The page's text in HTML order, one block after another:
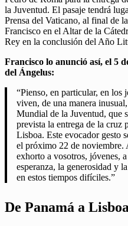
la Juventud. El pasaje tendrá
Prensa del Vaticano, al final de
Francisco en el Altar de la
Rey en la conclusión del Año
Francisco lo anunció así, el 5
del Ángelus:
“Pienso, en particular, en los
viven, de una manera
Mundial de la Juventud, que
prevista la entrega de la cruz
Lisboa. Este evocador gesto
el próximo 22 de noviembre.
exhorto a vosotros, jóvenes,
esperanza, la generosidad y
en estos tiempos difíciles.”
De Panamá a Lisboa